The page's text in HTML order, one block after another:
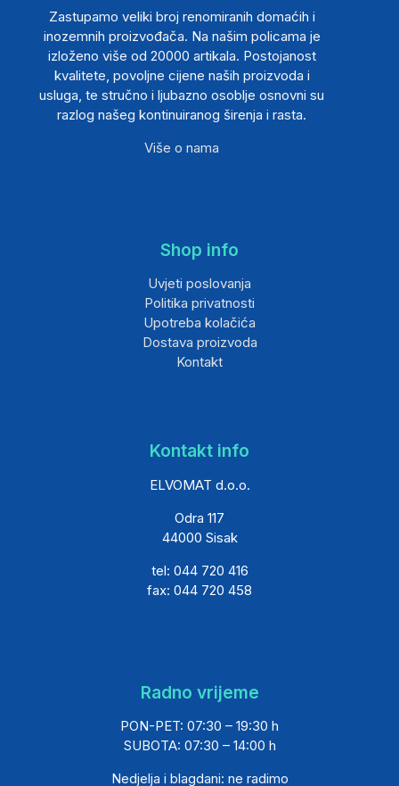
Zastupamo veliki broj renomiranih domaćih i
inozemnih proizvođača. Na našim policama je
izloženo više od 20000 artikala. Postojanost
kvalitete, povoljne cijene naših proizvoda i
usluga, te stručno i ljubazno osoblje osnovni su
razlog našeg kontinuiranog širenja i rasta.
Više o nama
Shop info
Uvjeti poslovanja
Politika privatnosti
Upotreba kolačića
Dostava proizvoda
Kontakt
Kontakt info
ELVOMAT d.o.o.
Odra 117
44000 Sisak
tel: 044 720 416
fax: 044 720 458
Radno vrijeme
PON-PET: 07:30 – 19:30 h
SUBOTA: 07:30 – 14:00 h
Nedjelja i blagdani: ne radimo